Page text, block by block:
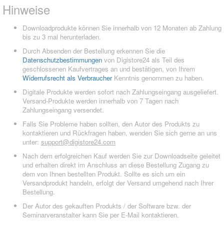
Hinweise
Downloadprodukte können Sie innerhalb von 12 Monaten ab Zahlung
bis zu 3 mal herunterladen.
Durch Absenden der Bestellung erkennen Sie die
Datenschutzbestimmungen von Digistore24 als Teil des
geschlossenen Kaufvertrages an und bestätigen, von Ihrem
Widerrufsrecht als VerbraucherKenntnis genommen zu haben.
Digitale Produkte werden sofort nach Zahlungseingang ausgeliefert.
Versand-Produkte werden innerhalb von 7 Tagen nach
Zahlungseingang versendet.
Falls Sie Probleme haben sollten, den Autor des Produkts zu
kontaktieren und Rückfragen haben, wenden Sie sich gerne an uns
unter: support@digistore24.com
Nach dem erfolgreichen Kauf werden Sie zur Downloadseite geleitet
und erhalten direkt im Anschluss an diese Bestellung Zugang zu
dem von Ihnen bestellten Produkt. Sollte es sich um ein
Versandprodukt handeln, erfolgt der Versand umgehend nach Ihrer
Bestellung.
Der Autor des gekauften Produkts / der Software bzw. der
Seminarveranstalter kann Sie per E-Mail kontaktieren.